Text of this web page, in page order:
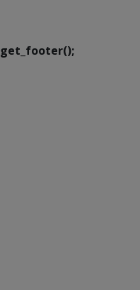
get_footer();